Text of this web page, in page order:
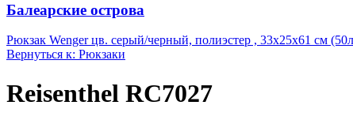
Балеарские острова
Рюкзак Wenger цв. серый/черный, полиэстер , 33х25х61 см
Вернуться к: Рюкзаки
Reisenthel RC7027